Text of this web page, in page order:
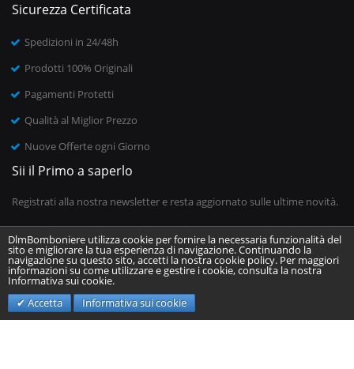
Sicurezza Certificata
Spedizioni in 24/48h
Prodotti 100% Originali
Pagamenti Protetti
Qualità al Miglior Prezzo
Nuove Offerte ogni Giorno
Sii il Primo a saperlo
Registrati alla nostra newsletter e resta aggiornato sulle ultime novità.
Inserisci il tuo indirizzo email
DlmBomboniere utilizza cookie per fornire la necessaria funzionalità del
sito e migliorare la tua esperienza di navigazione. Continuando la
navigazione su questo sito, accetti la nostra cookie policy. Per maggiori
informazioni su come utilizzare e gestire i cookie, consulta la nostra
Informativa sui cookie.
Accetta
Informativa sui cookie